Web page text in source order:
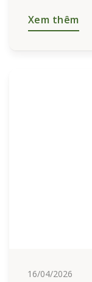
VIFC
Xem thêm
16/04/2026